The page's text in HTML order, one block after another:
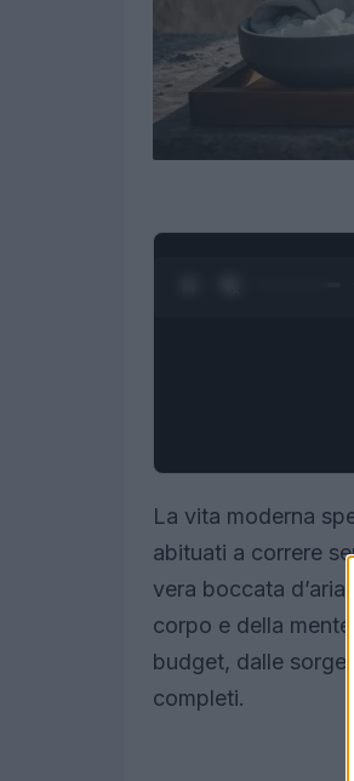
La vita moderna
abituati a correre
vera boccata
corpo e della
budget, dalle
completi.